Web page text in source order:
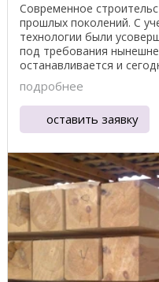
Современное
прошлых поколений. С
технологии были
под требования
останавливается и
трансформация, ...
подробнее
оставить заявку